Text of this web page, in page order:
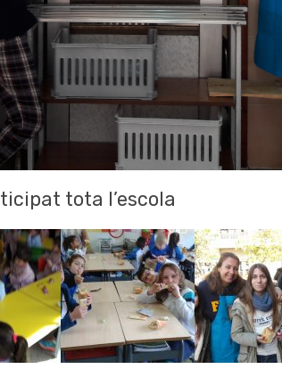
tota l’escola